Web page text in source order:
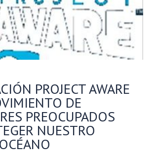
PROJECT AWARE
DE
PREOCUPADOS
NUESTRO